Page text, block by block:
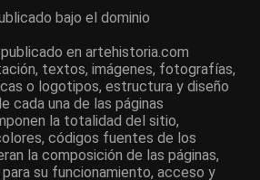
bajo el dominio
en artehistoria.com
textos, imágenes, fotografías,
o logotipos, estructura y diseño
cada una de las páginas
la totalidad del sitio,
códigos fuentes de los
la composición de las páginas,
su funcionamiento, acceso y